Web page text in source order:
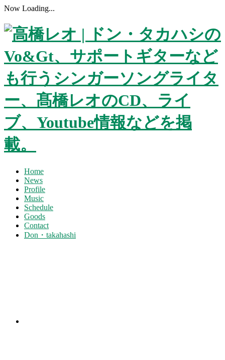
Now Loading...
Home
News
Profile
Music
Schedule
Goods
Contact
Don・takahashi